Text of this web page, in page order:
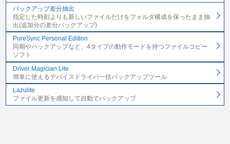
バックアップ差分抽出
指定した時刻よりも新しいファイルだけをフォルダ構成を保ったまま抽
出(追加分の差分バックアップ)
PureSync Personal Edition
同期やバックアップなど、4タイプの動作モードを持つファイルコピー
ソフト
Driver Magician Lite
簡単に使えるデバイスドライバ一括バックアップツール
Lazulite
ファイル更新を感知して自動でバックアップ